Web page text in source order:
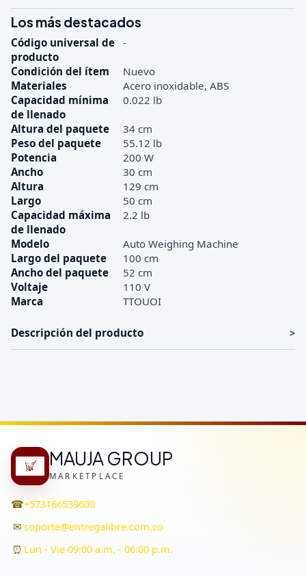
Los más destacados
Código universal de
producto
-
Condición del ítem
Nuevo
Materiales
Acero inoxidable, ABS
Capacidad mínima
de llenado
0.022 lb
Altura del paquete
34 cm
Peso del paquete
55.12 lb
Potencia
200 W
Ancho
30 cm
Altura
129 cm
Largo
50 cm
Capacidad máxima
de llenado
2.2 lb
Modelo
Auto Weighing Machine
Largo del paquete
100 cm
Ancho del paquete
52 cm
Voltaje
110 V
Marca
TTOUOI
Descripción del producto
MAUJA GROUP
MARKETPLACE
☎+573166539600
✉ soporte@entregalibre.com.co
⏰ Lun - Vie 09:00 a.m. - 06:00 p.m.